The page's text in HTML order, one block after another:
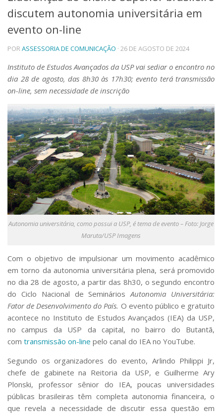
Telefones e Mapas
Pessoas
Ensino
Graduação
Educação a distância
Cursos de Extensão
Pesquisa e Inovação
Linhas de Pesquisa
Centros, Núcleos e Projetos em Rede
Pós-doutorado
Iniciação Científica
Transferência de Tecnologia
Empresas Juniores
Extensão à Comunidade
Projetos, Programas e Cursos
Artes, Cultura e Esportes
Museus e Espaços Interativos
Serviços
Segurança, Trânsito e Prevenção
RH, Administrativo e Financeiro
Outros serviços
Comunicação
Assessorias e Mídias
Aplicativos e Sites
Jornal da USP
Agenda de Eventos
discutem autonomia universitária em
evento on-line
PORASSESSORIA DE COMUNICAÇÃO · 26 DE AGOSTO DE 2024
Instituto de Estudos Avançados da USP vai sediar o encontro no
dia 28 de agosto, das 8h30 às 17h30; evento terá transmissão
on-line, sem necessidade de inscrição
Autonomia universitária, como possui a USP, é tema de evento – Foto: Jorge
Maruta/USP Imagens
Com o objetivo de impulsionar um movimento acadêmico
em torno da autonomia universitária plena, será promovido
no dia 28 de agosto, a partir das 8h30, o segundo encontro
do Ciclo Nacional de Seminários Autonomia Universitária:
Fator de Desenvolvimento do País. O evento público e gratuito
acontece no Instituto de Estudos Avançados (IEA) da USP,
no campus da USP da capital, no bairro do Butantã,
com transmissão on-line pelo canal do IEA no YouTube.
Segundo os organizadores do evento, Arlindo Philippi Jr,
chefe de gabinete na Reitoria da USP, e Guilherme Ary
Plonski, professor sênior do IEA, poucas universidades
públicas brasileiras têm completa autonomia financeira, o
que revela a necessidade de discutir essa questão em